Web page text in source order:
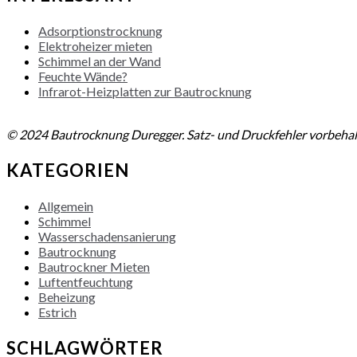
Adsorptionstrocknung
Elektroheizer mieten
Schimmel an der Wand
Feuchte Wände?
Infrarot-Heizplatten zur Bautrocknung
© 2024 Bautrocknung Duregger. Satz- und Druckfehler
KATEGORIEN
Allgemein
Schimmel
Wasserschadensanierung
Bautrocknung
Bautrockner Mieten
Luftentfeuchtung
Beheizung
Estrich
SCHLAGWÖRTER